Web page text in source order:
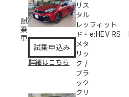
試
乗
車
試乗申込み
詳細はこちら
リス
タル
レッ
ド・
メタ
リッ
ク /
ブラ
ック
フィット
e:HEV RS
クリ